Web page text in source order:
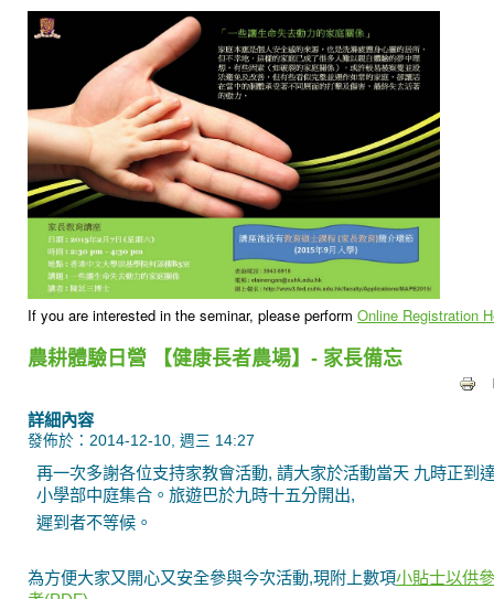
If you are interested in the seminar, please perform Online Registration
農耕體驗日營 【健康長者農場】- 家長備忘
詳細內容
發佈於：2014-12-10, 週三 14:27
再一次多謝各位支持家教會活動, 請大家於活動當天 九時正到
小學部中庭集合。旅遊巴於九時十五分開出,
遲到者不等候。
為方便大家又開心又安全參與今次活動,現附上數項小貼士以供參